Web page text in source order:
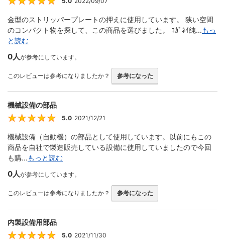
金型のストリッパープレートの押えに使用しています。 狭い空間
のコンパクト物を探して、この商品を選びました。 ｺｶﾞﾈｲ純...もっ
と読む
0人が参考にしています。
このレビューは参考になりましたか？ 参考になった
機械設備の部品
5.0 2021/12/21
機械設備（自動機）の部品として使用しています。以前にもこの
商品を自社で製造販売している設備に使用していましたので今回
も購...もっと読む
0人が参考にしています。
このレビューは参考になりましたか？ 参考になった
内製設備用部品
5.0 2021/11/30